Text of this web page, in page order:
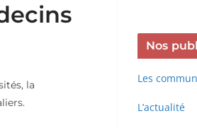
la
Nos
Les
L’actualité